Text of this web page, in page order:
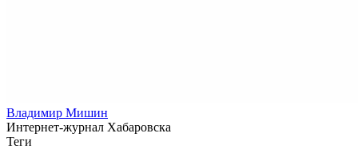
Владимир Мишин
Интернет-журнал Хабаровска
Теги